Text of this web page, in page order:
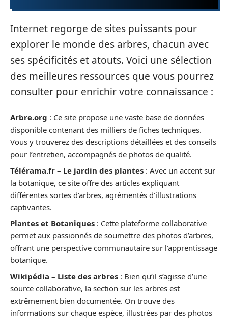
Internet regorge de sites puissants pour
explorer le monde des arbres, chacun avec
ses spécificités et atouts. Voici une sélection
des meilleures ressources que vous pourrez
consulter pour enrichir votre connaissance :
Arbre.org : Ce site propose une vaste base de données
disponible contenant des milliers de fiches techniques.
Vous y trouverez des descriptions détaillées et des conseils
pour l’entretien, accompagnés de photos de qualité.
Télérama.fr – Le jardin des plantes : Avec un accent sur
la botanique, ce site offre des articles expliquant
différentes sortes d’arbres, agrémentés d’illustrations
captivantes.
Plantes et Botaniques : Cette plateforme collaborative
permet aux passionnés de soumettre des photos d’arbres,
offrant une perspective communautaire sur l’apprentissage
botanique.
Wikipédia – Liste des arbres : Bien qu’il s’agisse d’une
source collaborative, la section sur les arbres est
extrêmement bien documentée. On trouve des
informations sur chaque espèce, illustrées par des photos